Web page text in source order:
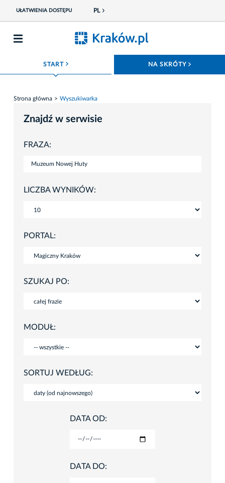
UŁATWIENIA DOSTĘPU PL
START ROZWIŃ MENU NA SKRÓTY
Strona główna Wyszukiwarka
Znajdź w serwisie
FRAZA:
LICZBA WYNIKÓW:
PORTAL:
SZUKAJ PO:
MODUŁ:
SORTUJ WEDŁUG:
DATA OD:
DATA DO: